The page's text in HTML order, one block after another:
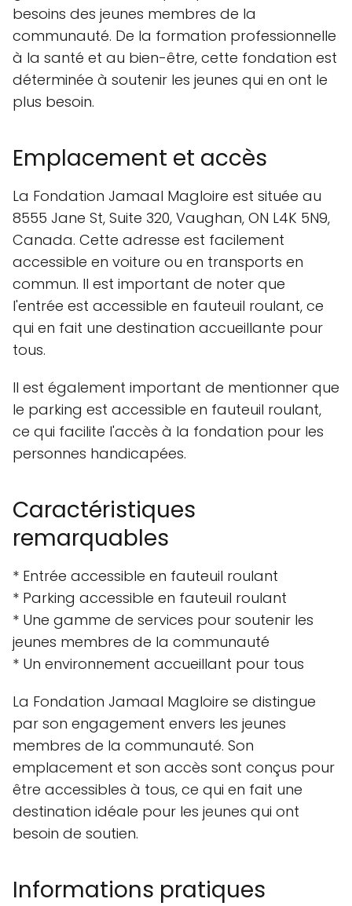
besoins des jeunes membres de la
communauté. De la formation professionnelle
à la santé et au bien-être, cette fondation est
déterminée à soutenir les jeunes qui en ont le
plus besoin.
Emplacement et accès
La Fondation Jamaal Magloire est située au
8555 Jane St, Suite 320, Vaughan, ON L4K 5N9,
Canada. Cette adresse est facilement
accessible en voiture ou en transports en
commun. Il est important de noter que
l'entrée est accessible en fauteuil roulant, ce
qui en fait une destination accueillante pour
tous.
Il est également important de mentionner que
le parking est accessible en fauteuil roulant,
ce qui facilite l'accès à la fondation pour les
personnes handicapées.
Caractéristiques
remarquables
* Entrée accessible en fauteuil roulant
* Parking accessible en fauteuil roulant
* Une gamme de services pour soutenir les
jeunes membres de la communauté
* Un environnement accueillant pour tous
La Fondation Jamaal Magloire se distingue
par son engagement envers les jeunes
membres de la communauté. Son
emplacement et son accès sont conçus pour
être accessibles à tous, ce qui en fait une
destination idéale pour les jeunes qui ont
besoin de soutien.
Informations pratiques